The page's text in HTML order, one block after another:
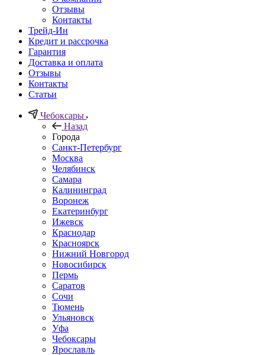
Отзывы
Контакты
Трейд-Ин
Кредит и рассрочка
Гарантия
Доставка и оплата
Отзывы
Контакты
Статьи
Чебоксары
Назад
Города
Санкт-Петербург
Москва
Челябинск
Самара
Калининград
Воронеж
Екатеринбург
Ижевск
Краснодар
Красноярск
Нижний Новгород
Новосибирск
Пермь
Саратов
Сочи
Тюмень
Ульяновск
Уфа
Чебоксары
Ярославль